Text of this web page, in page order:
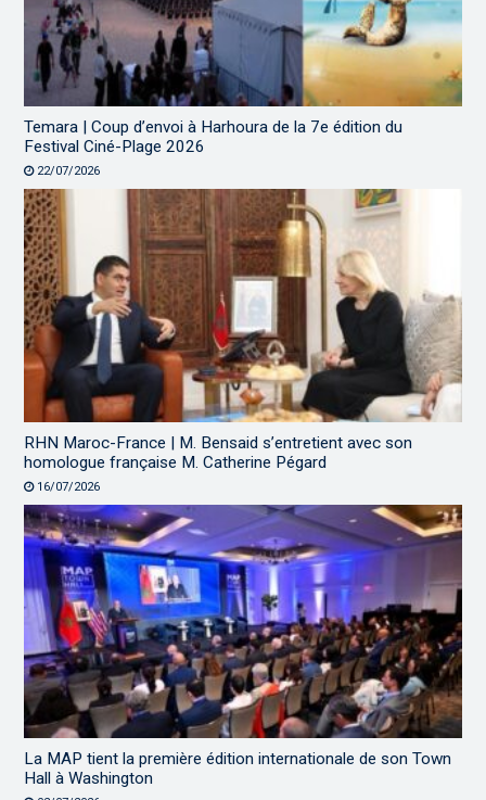
Temara | Coup d’envoi à Harhoura de la 7e édition du
Festival Ciné-Plage 2026
22/07/2026
RHN Maroc-France | M. Bensaid s’entretient avec son
homologue française M. Catherine Pégard
16/07/2026
La MAP tient la première édition internationale de son Town
Hall à Washington